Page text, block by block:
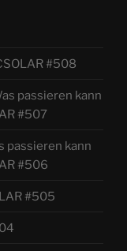
#508
passieren kann
#507
passieren kann
#506
#505